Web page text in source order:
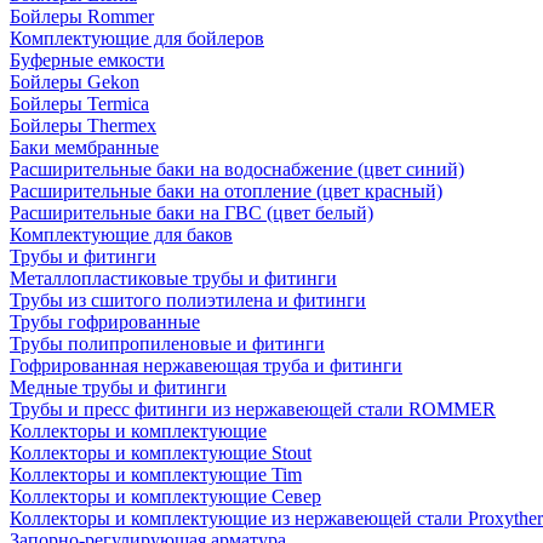
Бойлеры Rommer
Комплектующие для бойлеров
Буферные емкости
Бойлеры Gekon
Бойлеры Termica
Бойлеры Thermex
Баки мембранные
Расширительные баки на водоснабжение (цвет синий)
Расширительные баки на отопление (цвет красный)
Расширительные баки на ГВС (цвет белый)
Комплектующие для баков
Трубы и фитинги
Металлопластиковые трубы и фитинги
Трубы из сшитого полиэтилена и фитинги
Трубы гофрированные
Трубы полипропиленовые и фитинги
Гофрированная нержавеющая труба и фитинги
Медные трубы и фитинги
Трубы и пресс фитинги из нержавеющей стали ROMMER
Коллекторы и комплектующие
Коллекторы и комплектующие Stout
Коллекторы и комплектующие Tim
Коллекторы и комплектующие Север
Коллекторы и комплектующие из нержавеющей стали